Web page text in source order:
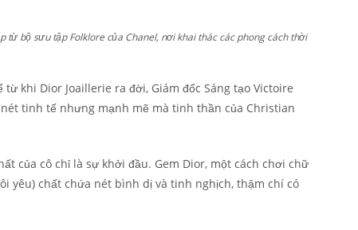
từ bộ sưu tập Folklore của Chanel, nơi khai thác các phong cách thời
khi Dior Joaillerie ra đời, Giám đốc Sáng tạo Victoire
tinh tế nhưng mạnh mẽ mà tinh thần của Christian
của cô chỉ là sự khởi đầu. Gem Dior, một cách chơi chữ
yêu) chất chứa nét bình dị và tinh nghịch, thậm chí có